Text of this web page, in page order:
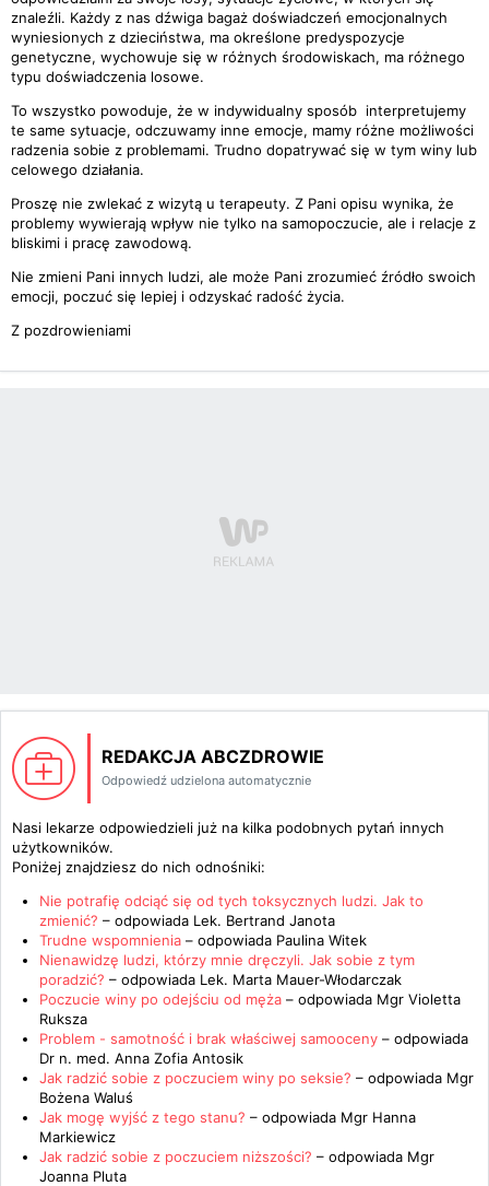
znaleźli. Każdy z nas dźwiga bagaż doświadczeń emocjonalnych
wyniesionych z dzieciństwa, ma określone predyspozycje
genetyczne, wychowuje się w różnych środowiskach, ma różnego
typu doświadczenia losowe.
To wszystko powoduje, że w indywidualny sposób interpretujemy
te same sytuacje, odczuwamy inne emocje, mamy różne możliwości
radzenia sobie z problemami. Trudno dopatrywać się w tym winy lub
celowego działania.
Proszę nie zwlekać z wizytą u terapeuty. Z Pani opisu wynika, że
problemy wywierają wpływ nie tylko na samopoczucie, ale i relacje z
bliskimi i pracę zawodową.
Nie zmieni Pani innych ludzi, ale może Pani zrozumieć źródło swoich
emocji, poczuć się lepiej i odzyskać radość życia.
Z pozdrowieniami
REDAKCJA ABCZDROWIE
Odpowiedź udzielona automatycznie
Nasi lekarze odpowiedzieli już na kilka podobnych pytań innych
użytkowników.
Poniżej znajdziesz do nich odnośniki:
Nie potrafię odciąć się od tych toksycznych ludzi. Jak to
zmienić? – odpowiada Lek. Bertrand Janota
Trudne wspomnienia – odpowiada Paulina Witek
Nienawidzę ludzi, którzy mnie dręczyli. Jak sobie z tym
poradzić? – odpowiada Lek. Marta Mauer-Włodarczak
Poczucie winy po odejściu od męża – odpowiada Mgr Violetta
Ruksza
Problem - samotność i brak właściwej samooceny – odpowiada
Dr n. med. Anna Zofia Antosik
Jak radzić sobie z poczuciem winy po seksie? – odpowiada Mgr
Bożena Waluś
Jak mogę wyjść z tego stanu? – odpowiada Mgr Hanna
Markiewicz
Jak radzić sobie z poczuciem niższości? – odpowiada Mgr
Joanna Pluta